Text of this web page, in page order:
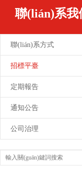
聯(lián)系我
聯(lián)系方式
招標平臺
定期報告
通知公告
公司治理